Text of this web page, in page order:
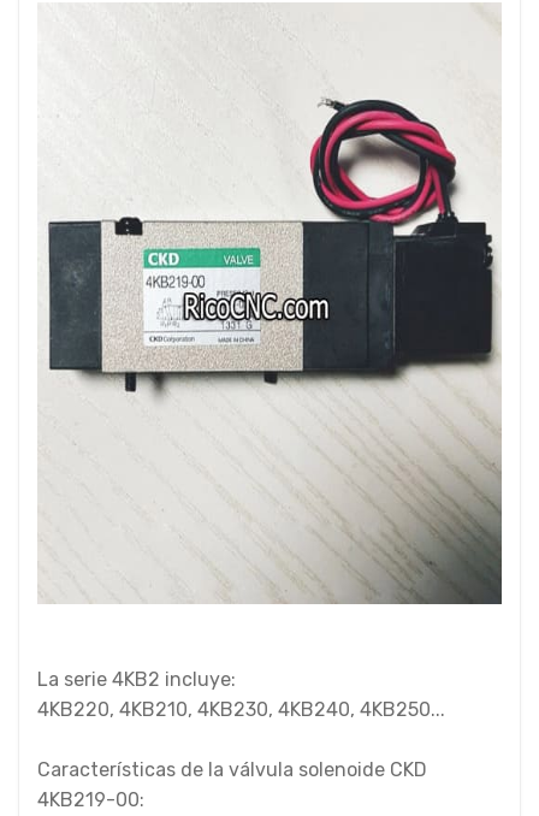
La serie 4KB2 incluye:
4KB220, 4KB210, 4KB230, 4KB240, 4KB250...
Características de la válvula solenoide CKD
4KB219-00: